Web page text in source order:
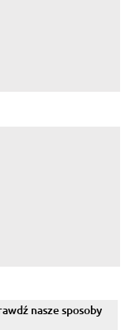
nasze sposoby